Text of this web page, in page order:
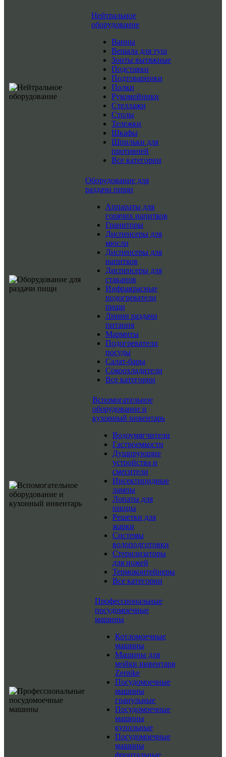
Нейтральное
оборудование
Ванны
Вешала для туш
Зонты вытяжные
Подставки
Подтоварники
Полки
Рукомойники
Стеллажи
Столы
Тележки
Шкафы
Шпильки для
противней
Все категории
Оборудование для
раздачи пищи
Аппараты для
горячих напитков
Граниторы
Диспенсеры для
мюсли
Диспенсеры для
напитков
Диспенсеры для
стаканов
Инфракрасные
подогреватели
пищи
Линии раздачи
питания
Мармиты
Подогреватели
посуды
Салат-бары
Сокоохладители
Все категории
Вспомогательное
оборудование и
кухонный инвентарь
Водоумягчители
Гастроемкости
Душирующие
устройства и
смесители
Инсектицидные
лампы
Лопаты для
пиццы
Решетки для
жарки
Системы
водоподготовки
Стерилизаторы
для ножей
Термоконтейнеры
Все категории
Профессиональные
посудомоечные
машины
Котломоечные
машины
Машины для
мойки инвентаря
Zernike
Посудомоечные
машины
гранульные
Посудомоечные
машины
купольные
Посудомоечные
машины
фронтальные